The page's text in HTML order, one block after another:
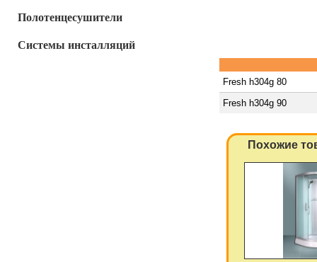
Полотенцесушители
Системы инсталляций
Fresh h304g 80
Fresh h304g 90
Похожие